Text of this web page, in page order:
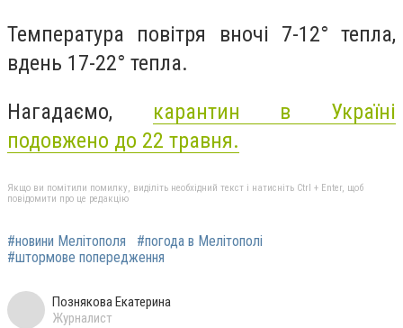
Температура повітря вночі 7-12° тепла,
вдень 17-22° тепла.
Нагадаємо, карантин в Україні
подовжено до 22 травня.
Якщо ви помітили помилку, виділіть необхідний текст і натисніть Ctrl + Enter, щоб
повідомити про це редакцію
#новини Мелітополя
#погода в Мелітополі
#штормове попередження
Познякова Екатерина
Журналист